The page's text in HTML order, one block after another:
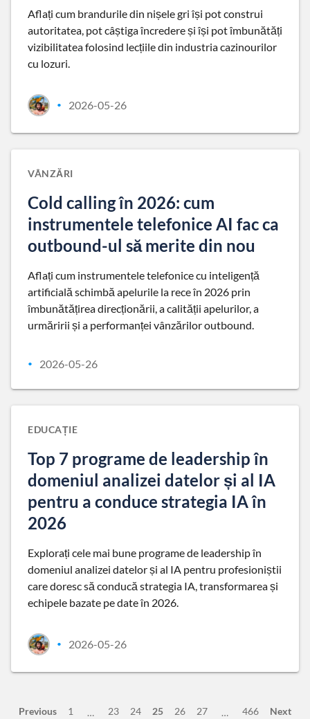
Aflați cum brandurile din nișele gri își pot construi
autoritatea, pot câștiga încredere și își pot îmbunătăți
vizibilitatea folosind lecțiile din industria cazinourilor
cu lozuri.
• 2026-05-26
VÂNZĂRI
Cold calling în 2026: cum
instrumentele telefonice AI fac ca
outbound-ul să merite din nou
Aflați cum instrumentele telefonice cu inteligență
artificială schimbă apelurile la rece în 2026 prin
îmbunătățirea direcționării, a calității apelurilor, a
urmăririi și a performanței vânzărilor outbound.
• 2026-05-26
EDUCAȚIE
Top 7 programe de leadership în
domeniul analizei datelor și al IA
pentru a conduce strategia IA în
2026
Explorați cele mai bune programe de leadership în
domeniul analizei datelor și al IA pentru profesioniștii
care doresc să conducă strategia IA, transformarea și
echipele bazate pe date în 2026.
• 2026-05-26
Previous 1 … 23 24 25 26 27 … 466 Next